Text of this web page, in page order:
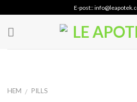
to
content
E-post::
HEM / PILLS